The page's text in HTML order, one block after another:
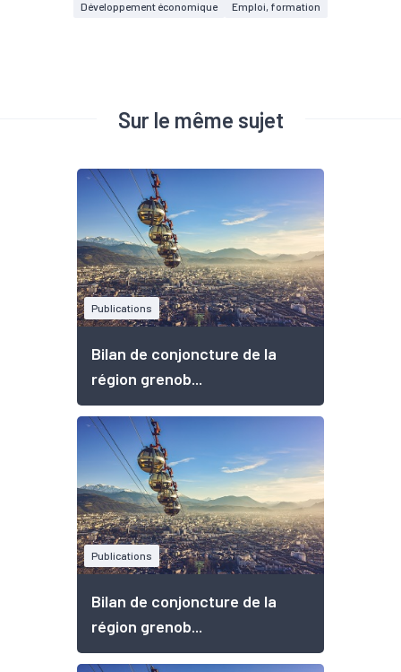
Développement économique Emploi, formation
Sur le même sujet
Publications
Bilan de conjoncture de la
région grenob...
Publications
Bilan de conjoncture de la
région grenob...